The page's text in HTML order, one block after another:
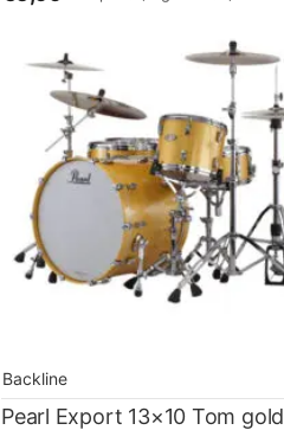
Backline
Pearl Export 13×10 Tom gold